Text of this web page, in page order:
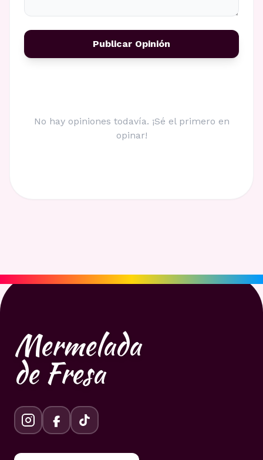
Publicar Opinión
No hay opiniones todavía. ¡Sé el primero en
opinar!
Mermelada
de Fresa